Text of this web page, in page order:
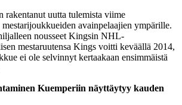
rakentanut uutta tulemista viime
avainpelaajien ympärille.
nousseet Kingsin NHL-
mestaruutensa Kings voitti keväällä 2014,
ei ole selvinnyt kertaakaan ensimmäistä
Kuemperiin näyttäytyy kauden